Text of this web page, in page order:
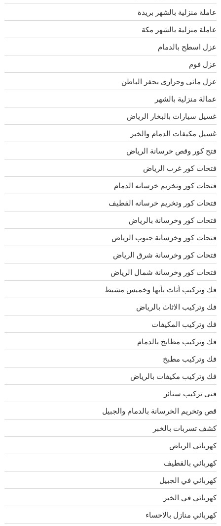
عاملة منزلية بالشهر بريدة
عاملة منزلية بالشهر مكة
عزل اسطح بالدمام
عزل فوم
عزل مائى وحرارى بحفر الباطن
عمالة منزلية بالشهر
غسيل سيارات بالبخار الرياض
غسيل مكيفات الدمام والخبر
فتح كور وقص خرسانة الرياض
فتحات كور غرب الرياض
فتحات كور وتخريم خرسانه الدمام
فتحات كور وتخريم خرسانه القطيف
فتحات كور وخرسانة بالرياض
فتحات كور وخرسانة جنوب الرياض
فتحات كور وخرسانة شرق الرياض
فتحات كور وخرسانة شمال الرياض
فك وتركيب أثاث بأبها وخميس مشيط
فك وتركيب الاثاث بالرياض
فك وتركيب المكيفات
فك وتركيب مطابخ بالدمام
فك وتركيب مطبخ
فك وتركيب مكيفات بالرياض
فنى تركيب ستائر
قص وتخريم الخرسانة بالدمام والجبيل
كشف تسربات بالخبر
كهربائي الرياض
كهربائي بالقطيف
كهربائي في الجبيل
كهربائي في الخبر
كهربائي منازل بالاحساء